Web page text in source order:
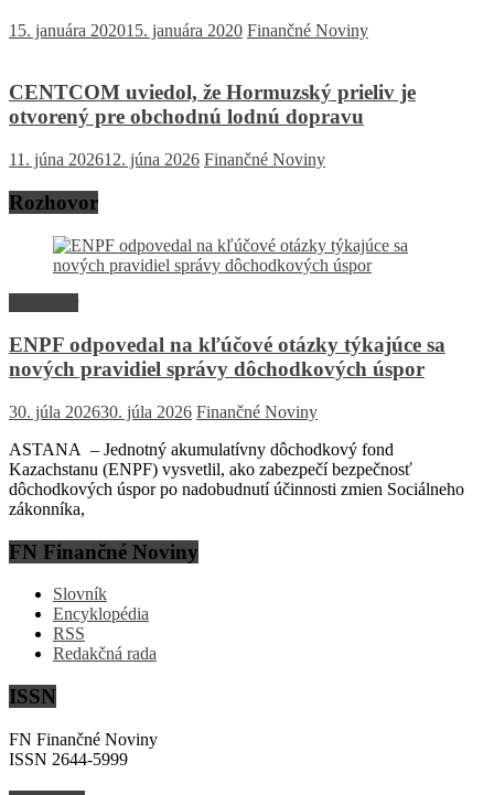
15. januára 202015. januára 2020 Finančné Noviny
CENTCOM uviedol, že Hormuzský prieliv je
otvorený pre obchodnú lodnú dopravu
11. júna 202612. júna 2026 Finančné Noviny
Rozhovor
ENPF odpovedal na kľúčové otázky týkajúce sa
nových pravidiel správy dôchodkových úspor
30. júla 202630. júla 2026 Finančné Noviny
ASTANA – Jednotný akumulatívny dôchodkový fond
Kazachstanu (ENPF) vysvetlil, ako zabezpečí bezpečnosť
dôchodkových úspor po nadobudnutí účinnosti zmien Sociálneho
zákonníka,
FN Finančné Noviny
Slovník
Encyklopédia
RSS
Redakčná rada
ISSN
FN Finančné Noviny
ISSN 2644-5999